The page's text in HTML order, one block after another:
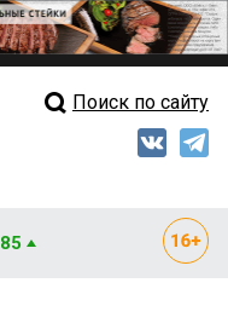
Свежий выпускПоиск по сайту